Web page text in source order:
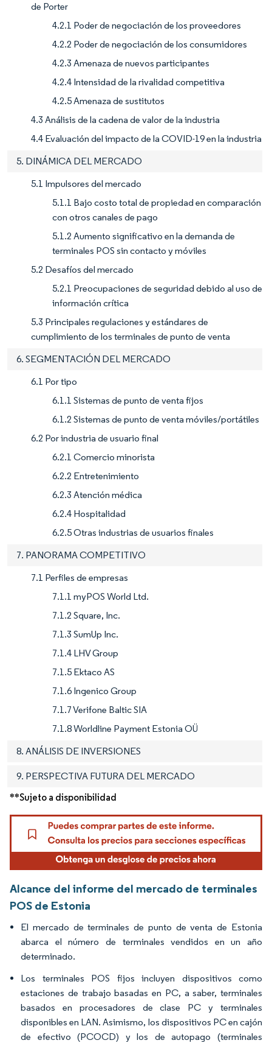
de Porter
4.2.1 Poder de negociación de los proveedores
4.2.2 Poder de negociación de los consumidores
4.2.3 Amenaza de nuevos participantes
4.2.4 Intensidad de la rivalidad competitiva
4.2.5 Amenaza de sustitutos
4.3 Análisis de la cadena de valor de la industria
4.4 Evaluación del impacto de la COVID-19 en la industria
5. DINÁMICA DEL MERCADO
5.1 Impulsores del mercado
5.1.1 Bajo costo total de propiedad en comparación
con otros canales de pago
5.1.2 Aumento significativo en la demanda de
terminales POS sin contacto y móviles
5.2 Desafíos del mercado
5.2.1 Preocupaciones de seguridad debido al uso de
información crítica
5.3 Principales regulaciones y estándares de
cumplimiento de los terminales de punto de venta
6. SEGMENTACIÓN DEL MERCADO
6.1 Por tipo
6.1.1 Sistemas de punto de venta fijos
6.1.2 Sistemas de punto de venta móviles/portátiles
6.2 Por industria de usuario final
6.2.1 Comercio minorista
6.2.2 Entretenimiento
6.2.3 Atención médica
6.2.4 Hospitalidad
6.2.5 Otras industrias de usuarios finales
7. PANORAMA COMPETITIVO
7.1 Perfiles de empresas
7.1.1 myPOS World Ltd.
7.1.2 Square, Inc.
7.1.3 SumUp Inc.
7.1.4 LHV Group
7.1.5 Ektaco AS
7.1.6 Ingenico Group
7.1.7 Verifone Baltic SIA
7.1.8 Worldline Payment Estonia OÜ
8. ANÁLISIS DE INVERSIONES
9. PERSPECTIVA FUTURA DEL MERCADO
**Sujeto a disponibilidad
Alcance del informe del mercado de terminales
POS de Estonia
El mercado de terminales de punto de venta de Estonia
abarca el número de terminales vendidos en un año
determinado.
Los terminales POS fijos incluyen dispositivos como
estaciones de trabajo basadas en PC, a saber, terminales
basados en procesadores de clase PC y terminales
disponibles en LAN. Asimismo, los dispositivos PC en cajón
de efectivo (PCOCD) y los de autopago (terminales